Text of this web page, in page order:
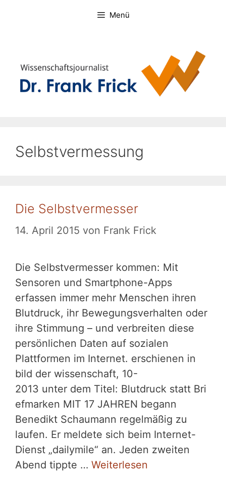
Menü
Selbstvermessung
Die Selbstvermesser
14. April 2015 von Frank Frick
Die Selbstvermesser kommen: Mit
Sensoren und Smartphone-Apps
erfassen immer mehr Menschen ihren
Blutdruck, ihr Bewegungsverhalten oder
ihre Stimmung – und verbreiten diese
persönlichen Daten auf sozialen
Plattformen im Internet. erschienen in
bild der wissenschaft, 10-
2013 unter dem Titel: Blutdruck statt Bri
efmarken MIT 17 JAHREN begann
Benedikt Schaumann regelmäßig zu
laufen. Er meldete sich beim Internet-
Dienst „dailymile“ an. Jeden zweiten
Abend tippte … Weiterlesen